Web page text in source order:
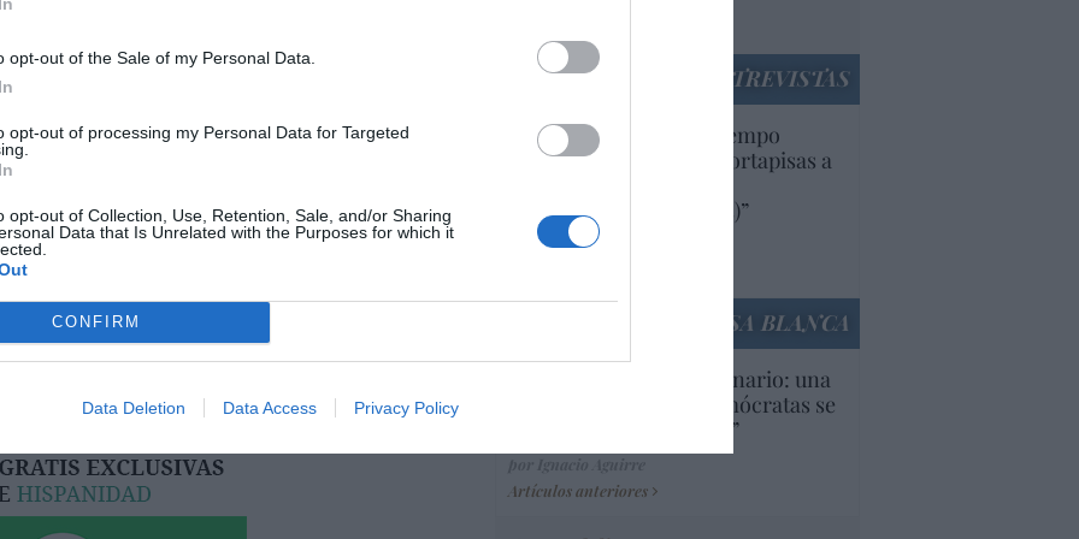
opt-out of the Sale of my Personal Data.
opt-out of processing my Personal Data for Targeted
opt-out of Collection, Use, Retention, Sale, and/or Sharing
Data that Is Unrelated with the Purposes for which it
CONFIRM
Data Deletion Data Access Privacy Policy
este artículo?
newsletter y recibe cada dia
destacado de Hispanidad
legales
ENTREVISTAS
“Europa lleva mucho tiempo
poniendo aranceles y cortapisas a
americanas (y europeas)”
por Ana Sánchez Arjona
LA CASA BLANCA
EEUU. Inquietante escenario: una
tercera parte de los demócratas se
define como “socialista”
Artículos anteriores